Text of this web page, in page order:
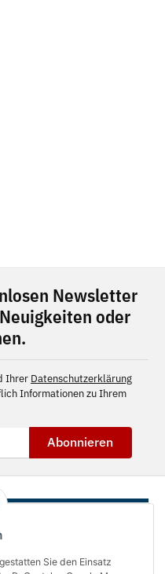
Sie den Einsatz
Newsletter
oder
Ihrer Datenschutzerklärung
Informationen zu Ihrem
Abonnieren